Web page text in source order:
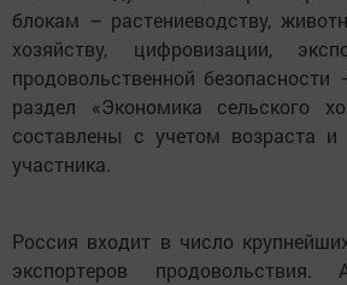
блокам – растениеводству,
хозяйству, цифровизации,
продовольственной
раздел «Экономика сельского
составлены с учетом возраста и
участника.
Россия входит в число
экспортеров продовольствия.